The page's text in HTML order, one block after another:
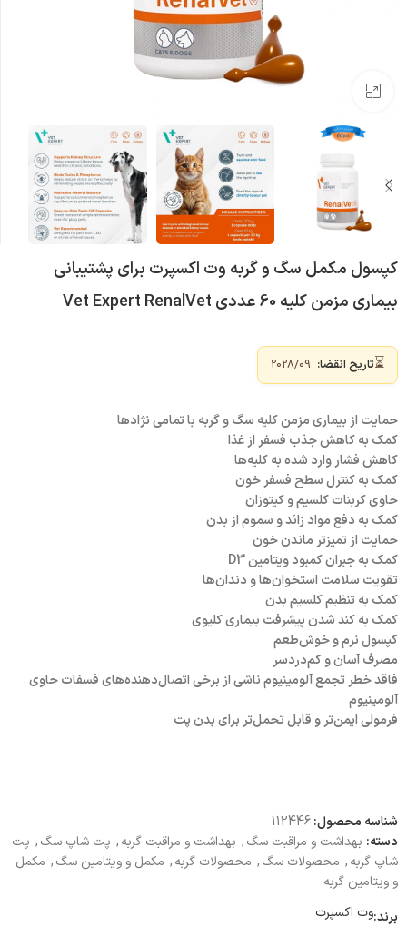
بزرگنمایی تصویر
کپسول مکمل سگ و گربه وت اکسپرت برای پشتیبانی
بیماری مزمن کلیه 60 عددی Vet Expert RenalVet
⏳تاریخ انقضا:
حمایت از بیماری مزمن کلیه‌ سگ و گربه با تمامی نژادها
کمک به کاهش جذب فسفر از غذا
کاهش فشار وارد شده به کلیه‌ها
کمک به کنترل سطح فسفر خون
حاوی کربنات کلسیم و کیتوزان
کمک به دفع مواد زائد و سموم از بدن
حمایت از تمیزتر ماندن خون
کمک به جبران کمبود ویتامین D3
تقویت سلامت استخوان‌ها و دندان‌ها
کمک به تنظیم کلسیم بدن
کمک به کند شدن پیشرفت بیماری کلیوی
کپسول نرم و خوش‌طعم
مصرف آسان و کم‌دردسر
فاقد خطر تجمع آلومینیوم ناشی از برخی اتصال‌دهنده‌های فسفات حاوی
آلومینیوم
فرمولی ایمن‌تر و قابل تحمل‌تر برای بدن پت
شناسه محصول:112446
دسته: بهداشت و مراقبت سگ, بهداشت و مراقبت گربه, پت شاپ سگ, پت
شاپ گربه, محصولات سگ, محصولات گربه, مکمل و ویتامین سگ, مکمل
و ویتامین گربه
برند:وت اکسپرت